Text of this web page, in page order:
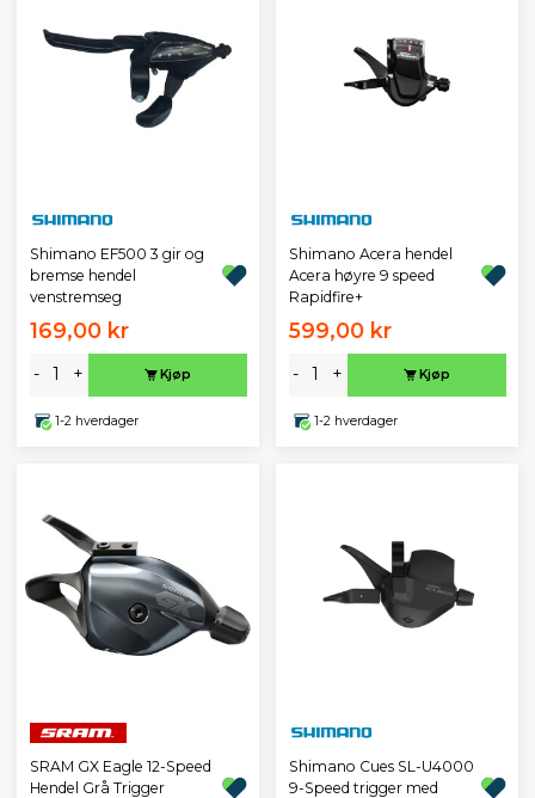
Shimano EF500 3 gir og
bremse hendel
venstremseg
169,00 kr
- + Kjøp
1-2 hverdager
Shimano Acera hendel
Acera høyre 9 speed
Rapidfire+
599,00 kr
- + Kjøp
1-2 hverdager
SRAM GX Eagle 12-Speed
Hendel Grå Trigger
Shimano Cues SL-U4000
9-Speed trigger med